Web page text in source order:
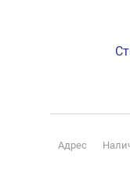
Адрес